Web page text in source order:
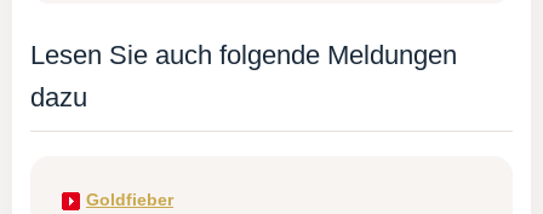
Lesen Sie auch folgende Meldungen
dazu
Goldfieber